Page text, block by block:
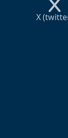
X